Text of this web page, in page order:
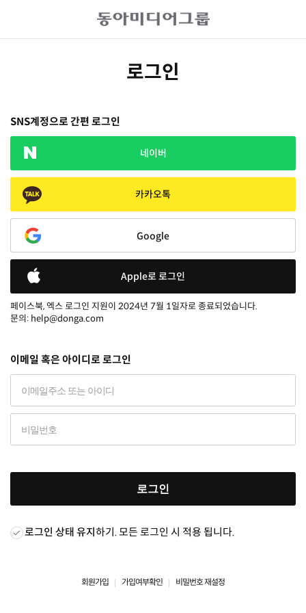
로그인
SNS계정으로 간편 로그인
네이버
카카오톡
Google
Apple로 로그인
페이스북, 엑스 로그인 지원이 2024년 7월 1일자로 종료되었습니다.
문의: help@donga.com
이메일 혹은 아이디로 로그인
로그인
로그인 상태 유지하기. 모든 로그인 시 적용 됩니다.
회원가입 가입여부확인 비밀번호 재설정